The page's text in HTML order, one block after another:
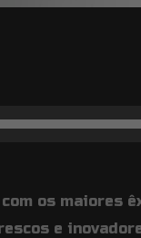
os maiores
e